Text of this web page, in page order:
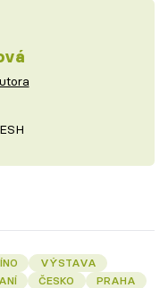
VÝSTAVA
ČESKO
PRAHA